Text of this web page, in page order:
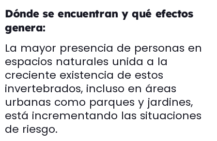
Dónde se encuentran y qué efectos
genera:
La mayor presencia de personas en
espacios naturales unida a la
creciente existencia de estos
invertebrados, incluso en áreas
urbanas como parques y jardines,
está incrementando las situaciones
de riesgo.